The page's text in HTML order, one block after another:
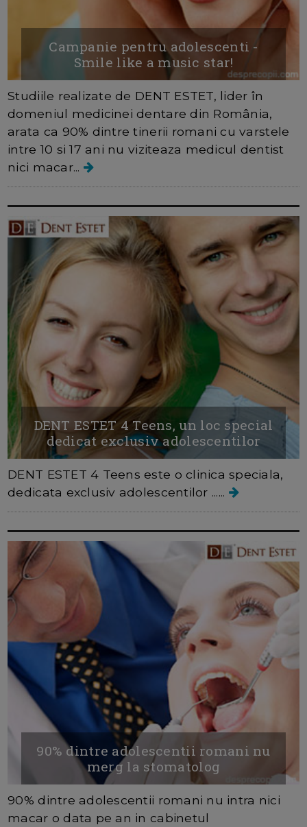
Campanie pentru adolescenti -
Smile like a music star!
Studiile realizate de DENT ESTET, lider în
domeniul medicinei dentare din România,
arata ca 90% dintre tinerii romani cu varstele
intre 10 si 17 ani nu viziteaza medicul dentist
nici macar...
DENT ESTET 4 Teens, un loc special
dedicat exclusiv adolescentilor
DENT ESTET 4 Teens este o clinica speciala,
dedicata exclusiv adolescentilor ......
90% dintre adolescentii romani nu
merg la stomatolog
90% dintre adolescentii romani nu intra nici
macar o data pe an in cabinetul